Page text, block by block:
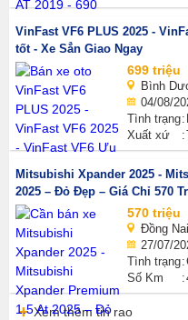
VinFast VF6 PLUS 2025 -
tốt - Xe Sẳn Giao Ngay
699 triệu
Bình
04/08/
Tình trạng
Xuất xứ
Mitsubishi Xpander 2025 -
2025 – Đỏ Đẹp – Giá Chỉ 570
570 triệu
Đồng Nai
27/07/
Tình trạng
Số Km
Xem thêm tin rao